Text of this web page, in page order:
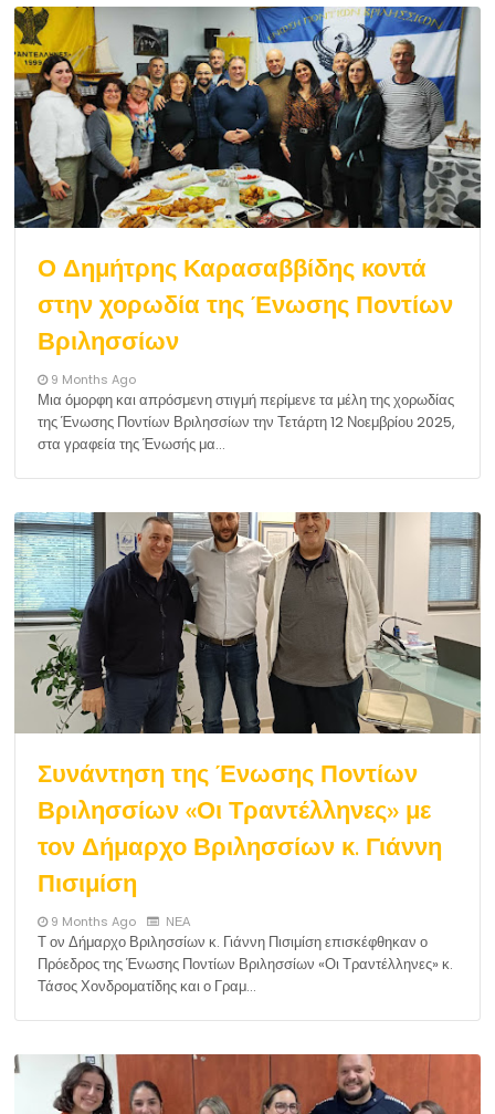
Ο Δημήτρης Καρασαββίδης κοντά
στην χορωδία της Ένωσης Ποντίων
Βριλησσίων
9 Months Ago
Μια όμορφη και απρόσμενη στιγμή περίμενε τα μέλη της χορωδίας
της Ένωσης Ποντίων Βριλησσίων την Τετάρτη 12 Νοεμβρίου 2025,
στα γραφεία της Ένωσής μα…
Συνάντηση της Ένωσης Ποντίων
Βριλησσίων «Οι Τραντέλληνες» με
τον Δήμαρχο Βριλησσίων κ. Γιάννη
Πισιμίση
9 Months Ago ΝΕΑ
Τ ον Δήμαρχο Βριλησσίων κ. Γιάννη Πισιμίση επισκέφθηκαν ο
Πρόεδρος της Ένωσης Ποντίων Βριλησσίων «Οι Τραντέλληνες» κ.
Τάσος Χονδροματίδης και ο Γραμ…